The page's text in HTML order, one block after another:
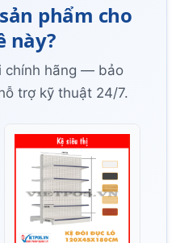
phẩm cho
này?
chính hãng — bảo
trợ kỹ thuật 24/7.